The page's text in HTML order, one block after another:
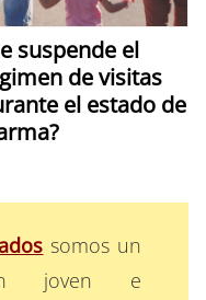
suspende el
de visitas
el estado de
somos un
joven e